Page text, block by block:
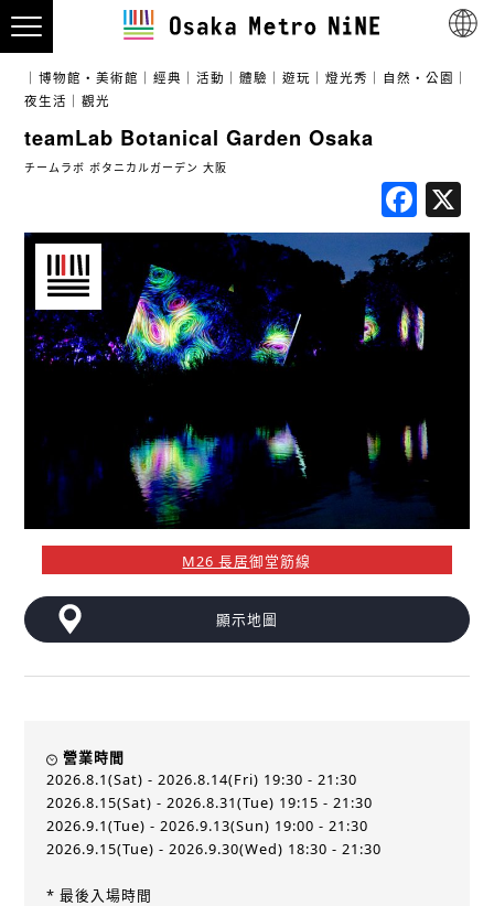
博物館・美術館 經典 活動 體驗 遊玩 燈光秀
自然・公園
夜生活
觀光
teamLab Botanical Garden Osaka
チームラボ ボタニカルガーデン 大阪
M26 長居御堂筋線
顯示地圖
營業時間
2026.8.1(Sat) - 2026.8.14(Fri) 19:30 - 21:30
2026.8.15(Sat) - 2026.8.31(Tue) 19:15 - 21:30
2026.9.1(Tue) - 2026.9.13(Sun) 19:00 - 21:30
2026.9.15(Tue) - 2026.9.30(Wed) 18:30 - 21:30
* 最後入場時間